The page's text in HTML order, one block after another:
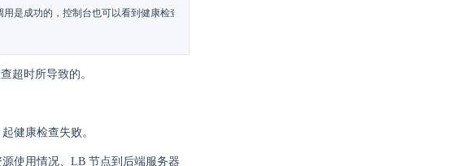
的，控制台也可以看到健康检查成功了
超时所导致的。
健康检查失败。
使用情况、LB 节点到后端服务器